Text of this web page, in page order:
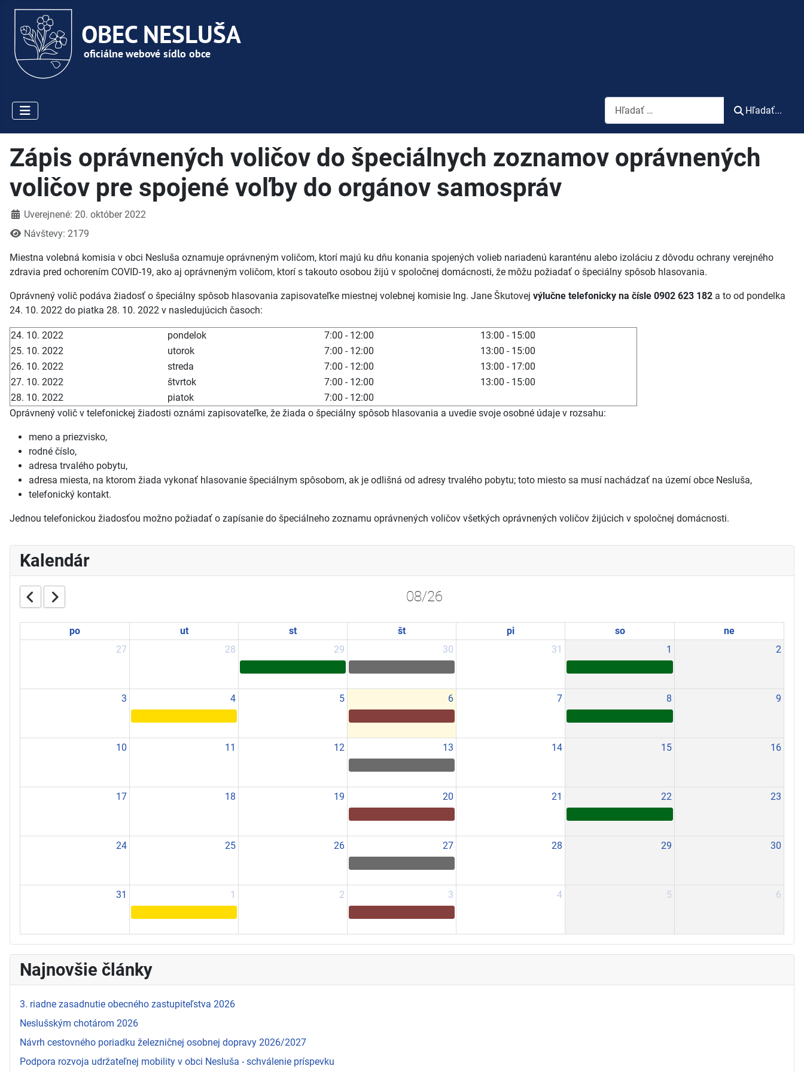
Vyhľadávanie
Hľadať...
Zápis oprávnených voličov do špeciálnych zoznamov oprávnených
voličov pre spojené voľby do orgánov samospráv
DetailyUverejnené: 20. október 2022
Návštevy: 2179
Miestna volebná komisia v obci Nesluša oznamuje oprávneným voličom, ktorí majú ku dňu konania spojených volieb nariadenú karanténu alebo izoláciu z dôvodu ochrany verejného
zdravia pred ochorením COVID-19, ako aj oprávneným voličom, ktorí s takouto osobou žijú v spoločnej domácnosti, že môžu požiadať o špeciálny spôsob hlasovania.
Oprávnený volič podáva žiadosť o špeciálny spôsob hlasovania zapisovateľke miestnej volebnej komisie Ing. Jane Škutovej výlučne telefonicky na čísle 0902 623 182 a to od pondelka
24. 10. 2022 do piatka 28. 10. 2022 v nasledujúcich časoch:
24. 10. 2022 pondelok 7:00 - 12:00
13:00 - 15:00
25. 10. 2022
utorok 7:00 - 12:00
13:00 - 15:00
26. 10. 2022
streda 7:00 - 12:00
13:00 - 17:00
27. 10. 2022
štvrtok 7:00 - 12:00
13:00 - 15:00
28. 10. 2022
piatok
7:00 - 12:00
Oprávnený volič v telefonickej žiadosti oznámi zapisovateľke, že žiada o špeciálny spôsob hlasovania a uvedie svoje osobné údaje v rozsahu:
meno a priezvisko,
rodné číslo,
adresa trvalého pobytu,
adresa miesta, na ktorom žiada vykonať hlasovanie špeciálnym spôsobom, ak je odlišná od adresy trvalého pobytu; toto miesto sa musí nachádzať na území obce Nesluša,
telefonický kontakt.
Jednou telefonickou žiadosťou možno požiadať o zapísanie do špeciálneho zoznamu oprávnených voličov všetkých oprávnených voličov žijúcich v spoločnej domácnosti.
Kalendár
08/26
po ut st št pi so
ne
27
28 29 30 31 1 2
3 4 5 6 7 8 9
10 11 12 13 14 15 16
17 18 19 20 21 22 23
24 25 26 27 28 29 30
31 1 2 3 4 5 6
Najnovšie články
3. riadne zasadnutie obecného zastupiteľstva 2026
Neslušským chotárom 2026
Návrh cestovného poriadku železničnej osobnej dopravy 2026/2027
Podpora rozvoja udržateľnej mobility v obci Nesluša - schválenie príspevku